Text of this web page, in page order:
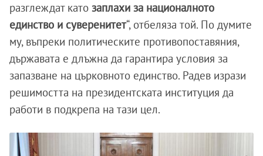
разглеждат като заплахи за националното
единство и суверенитет“, отбеляза той. По думите
му, въпреки политическите противопоставяния,
държавата е длъжна да гарантира условия за
запазване на църковното единство. Радев изрази
решимостта на президентската институция да
работи в подкрепа на тази цел.